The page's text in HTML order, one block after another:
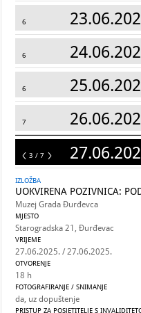
6
6
6
7
7 3 / 7
IZLOŽBA
UOKVIRENA POZIVNICA:
Muzej Grada Đurđevca
MJESTO
Starogradska 21, Đurđevac
VRIJEME
27.06.2025. / 27.06.2025.
OTVORENJE
18 h
FOTOGRAFIRANJE / SNIMANJE
da, uz dopuštenje
PRISTUP ZA POSJETITELJE S